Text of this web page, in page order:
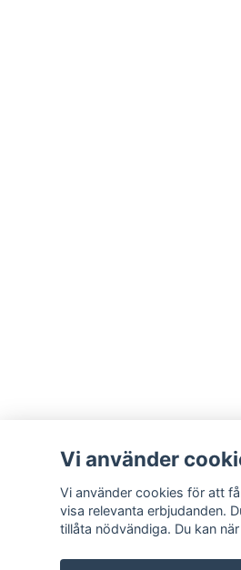
Vi använder
Vi använder cookies för att
visa relevanta erbjudanden.
tillåta nödvändiga. Du kan